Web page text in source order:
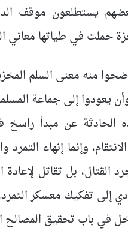
يستطلعون موقف
حملت في طياتها معاني
منه معنى السلم
يعودوا إلى جماعة
عن مبدأ راسخ
وإنما إنهاء
القتال، بل تقاتل
إلى تفكيك معسكر
في باب تحقيق المصالح